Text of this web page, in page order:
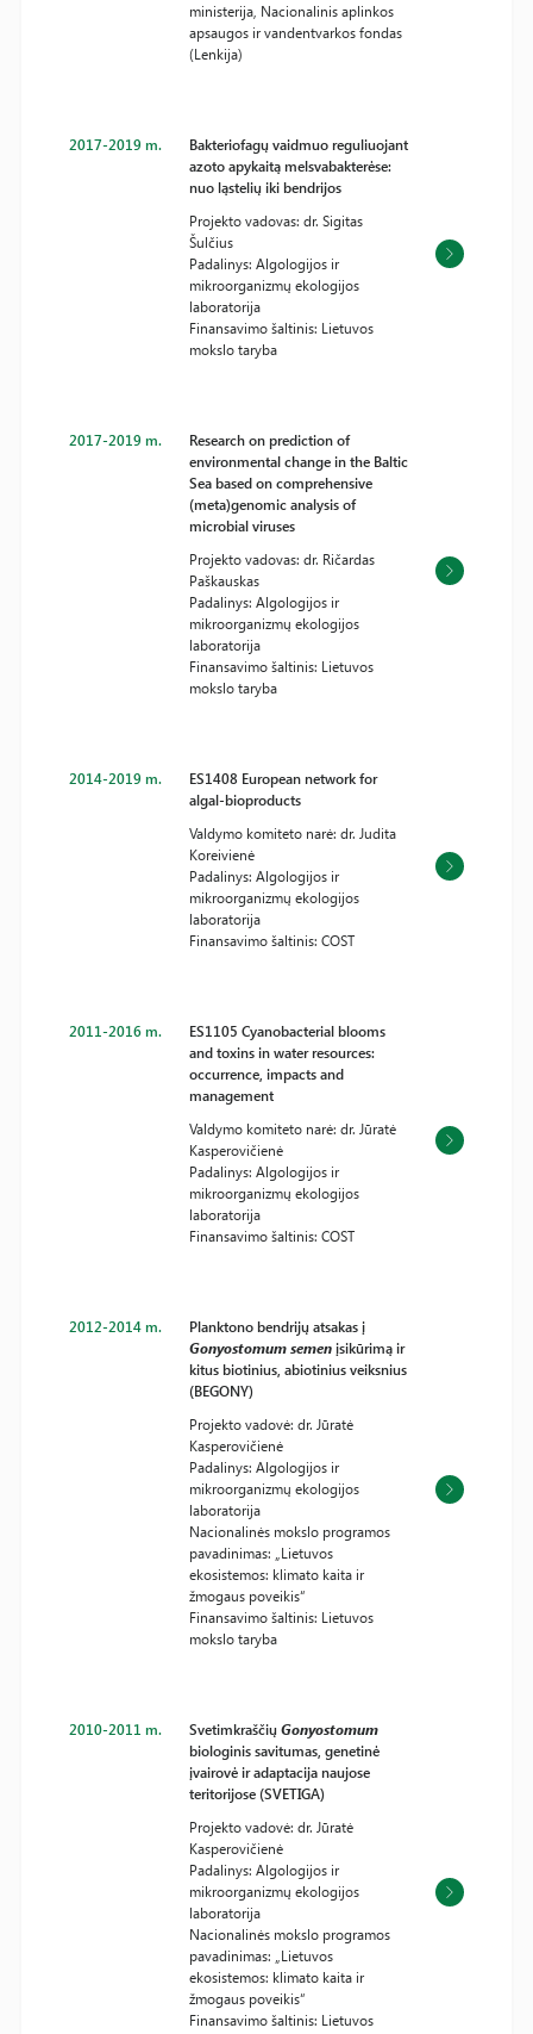
ministerija, Nacionalinis aplinkos
apsaugos ir vandentvarkos fondas
(Lenkija)
2017-2019 m.
Bakteriofagų vaidmuo reguliuojant
azoto apykaitą melsvabakterėse:
nuo ląstelių iki bendrijos
Projekto vadovas: dr. Sigitas
Šulčius
Padalinys: Algologijos ir
mikroorganizmų ekologijos
laboratorija
Finansavimo šaltinis: Lietuvos
mokslo taryba
2017-2019 m.
Research on prediction of
environmental change in the Baltic
Sea based on comprehensive
(meta)genomic analysis of
microbial viruses
Projekto vadovas: dr. Ričardas
Paškauskas
Padalinys: Algologijos ir
mikroorganizmų ekologijos
laboratorija
Finansavimo šaltinis: Lietuvos
mokslo taryba
2014-2019 m.
ES1408 European network for
algal-bioproducts
Valdymo komiteto narė: dr. Judita
Koreivienė
Padalinys: Algologijos ir
mikroorganizmų ekologijos
laboratorija
Finansavimo šaltinis: COST
2011-2016 m.
ES1105 Cyanobacterial blooms
and toxins in water resources:
occurrence, impacts and
management
Valdymo komiteto narė: dr. Jūratė
Kasperovičienė
Padalinys: Algologijos ir
mikroorganizmų ekologijos
laboratorija
Finansavimo šaltinis: COST
2012-2014 m.
Planktono bendrijų atsakas į
Gonyostomum semenįsikūrimą ir
kitus biotinius, abiotinius veiksnius
(BEGONY)
Projekto vadovė: dr. Jūratė
Kasperovičienė
Padalinys: Algologijos ir
mikroorganizmų ekologijos
laboratorija
Nacionalinės mokslo programos
pavadinimas: „Lietuvos
ekosistemos: klimato kaita ir
žmogaus poveikis“
Finansavimo šaltinis: Lietuvos
mokslo taryba
2010-2011 m. SvetimkraščiųGonyostomum
biologinis savitumas, genetinė
įvairovė ir adaptacija naujose
teritorijose (SVETIGA)
Projekto vadovė: dr. Jūratė
Kasperovičienė
Padalinys: Algologijos ir
mikroorganizmų ekologijos
laboratorija
Nacionalinės mokslo programos
pavadinimas: „Lietuvos
ekosistemos: klimato kaita ir
žmogaus poveikis“
Finansavimo šaltinis: Lietuvos